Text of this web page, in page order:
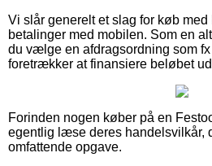
Vi slår generelt et slag for køb
betalinger med mobilen. Som en
du vælge en afdragsordning som
foretrækker at finansiere beløbet
Forinden nogen køber på en
egentlig læse deres handelsvilkår,
omfattende opgave.